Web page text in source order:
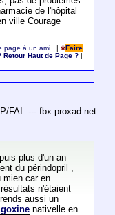
de l'hôpital
ville Courage
page à un ami |
Faire
Retour Haut de Page ?
IP/FAI: ---.fbx.proxad.net
plus d'un an
du périndopril ,
mien car en
n'étaient
aussi un
nativelle en